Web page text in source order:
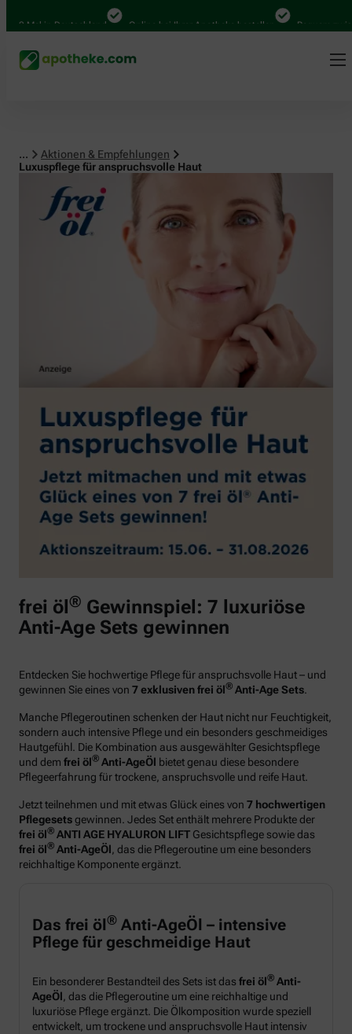
in Deutschland Online bei Ihrer Apotheke bestellen Bequem
...
Aktionen & Empfehlungen
Luxuspflege für anspruchsvolle Haut
frei öl ® Gewinnspiel: 7 luxuriöse
Anti-Age Sets gewinnen
Entdecken Sie hochwertige Pflege für anspruchsvolle Haut – und
gewinnen Sie eines von 7 exklusiven frei öl® Anti-Age Sets
Manche Pflegeroutinen schenken der Haut nicht nur Feuchtigkeit,
sondern auch intensive Pflege und ein besonders geschmeidiges
Hautgefühl. Die Kombination aus ausgewählter Gesichtspflege
und dem frei öl® Anti-AgeÖl bietet genau diese besondere
Pflegeerfahrung für trockene, anspruchsvolle und reife Haut.
Jetzt teilnehmen und mit etwas Glück eines von 7 hochwertigen
Pflegesetsgewinnen. Jedes Set enthält mehrere Produkte der
frei öl® ANTI AGE HYALURON LIFT Gesichtspflege sowie das
frei öl® Anti-AgeÖl , das die Pflegeroutine um eine besonders
reichhaltige Komponente ergänzt.
Das frei öl® Anti-AgeÖl – intensive
Pflege für geschmeidige Haut
Ein besonderer Bestandteil des Sets ist das frei öl® Anti-
AgeÖl, das die Pflegeroutine um eine reichhaltige und
luxuriöse Pflege ergänzt. Die Ölkomposition wurde speziell
entwickelt, um trockene und anspruchsvolle Haut intensiv